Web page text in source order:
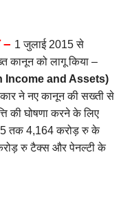
– 1 जुलाई 2015 से
कानून को लागू किया –
Income and Assets)
ने नए कानून की सख्ती से
की घोषणा करने के लिए
तक 4,164 करोड़ रु के
रु टैक्स और पेनल्टी के